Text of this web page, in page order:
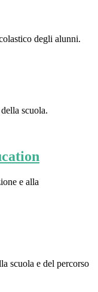
degli alunni.
scuola.
e alla
scuola e del percorso